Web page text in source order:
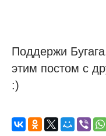
Поддержи
этим постом с
:)